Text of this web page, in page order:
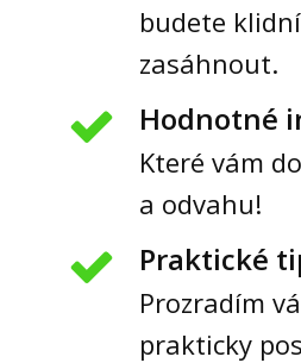
budete
zasáhnout.
Hodnotné
Které vám
a odvahu!
Praktické
Prozradím
prakticky